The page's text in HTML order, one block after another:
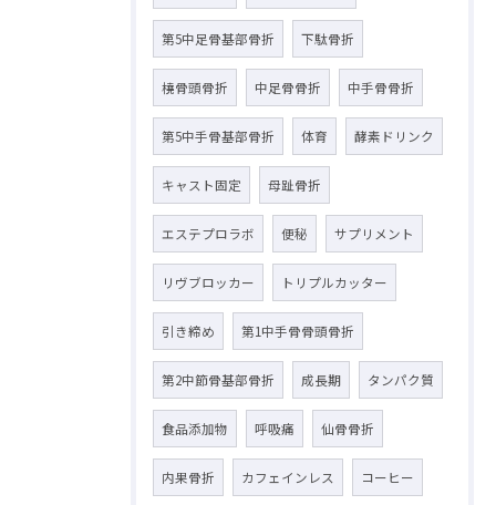
第5中足骨基部骨折 下駄骨折
橈骨頭骨折 中足骨骨折 中手骨骨折
第5中手骨基部骨折 体育 酵素ドリンク
キャスト固定 母趾骨折
エステプロラボ 便秘 サプリメント
リヴブロッカー トリプルカッター
引き締め 第1中手骨骨頭骨折
第2中節骨基部骨折 成長期 タンパク質
食品添加物 呼吸痛 仙骨骨折
内果骨折 カフェインレス コーヒー